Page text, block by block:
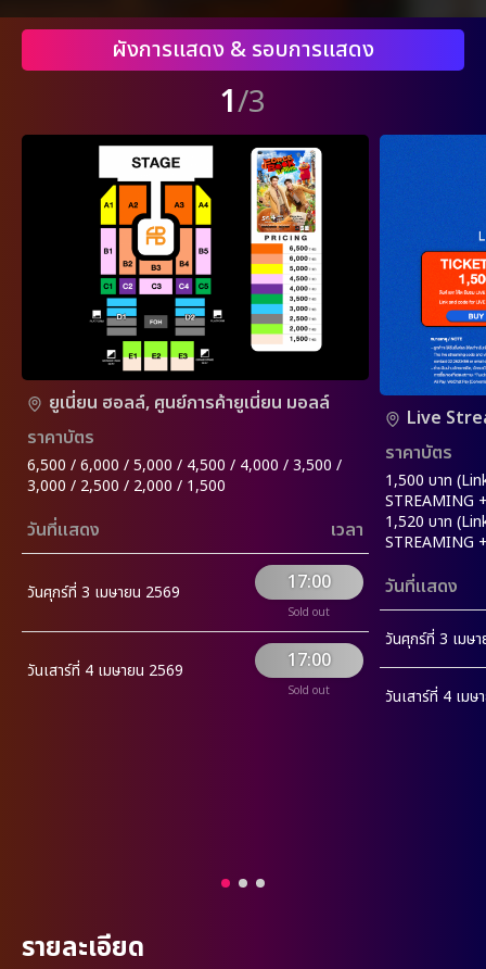
ผังการแสดง & รอบการแสดง
1/3
ยูเนี่ยน ฮอลล์, ศูนย์การค้ายูเนี่ยน มอลล์
ราคาบัตร
6,500 / 6,000 / 5,000 / 4,500 / 4,000 / 3,500 /
3,000 / 2,500 / 2,000 / 1,500
วันที่แสดง เวลา
วันศุกร์ที่ 3 เมษายน 2569 17:00
Sold out
วันเสาร์ที่ 4 เมษายน 2569 17:00
Sold out
Live
ราคาบัตร
1,500 บาท
STREAMING
1,520 บาท
STREAMING
วันที่แสดง
วันศุกร์ที่ 3 เมษ
วันเสาร์ที่ 4 เม
รายละเอียด